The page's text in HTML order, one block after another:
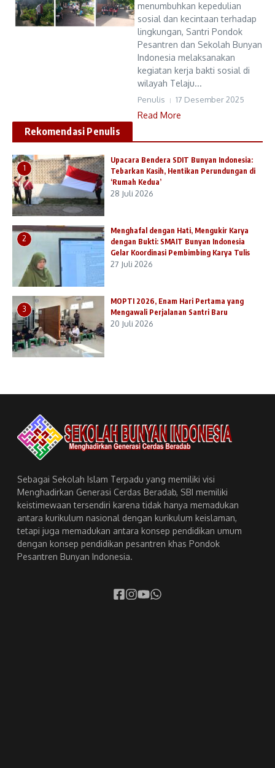
menumbuhkan kepedulian
sosial dan kecintaan terhadap
lingkungan, Santri Pondok
Pesantren dan Sekolah Bunyan
Indonesia melaksanakan
kegiatan kerja bakti sosial di
wilayah Telaju...
Penulis 17 Desember 2025
Read More
Rekomendasi Penulis
1
Upacara Bendera SDIT Bunyan Indonesia:
Tebarkan Kasih, Hentikan Perundungan di
‘Rumah Kedua’
28 Juli 2026
2
Menghafal dengan Hati, Mengukir Karya
dengan Bukti: SMAIT Bunyan Indonesia
Gelar Koordinasi Pembimbing Karya Tulis
27 Juli 2026
3
MOPTI 2026, Enam Hari Pertama yang
Mengawali Perjalanan Santri Baru
20 Juli 2026
Sebagai Sekolah Islam Terpadu yang memiliki visi
Menghadirkan Generasi Cerdas Beradab, SBI memiliki
keistimewaan tersendiri karena tidak hanya memadukan
antara kurikulum nasional dengan kurikulum keislaman,
tetapi juga memadukan antara konsep pendidikan umum
dengan konsep pendidikan pesantren khas Pondok
Pesantren Bunyan Indonesia.